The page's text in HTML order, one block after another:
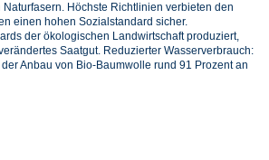
Höchste Richtlinien verbieten den
einen hohen Sozialstandard sicher.
der ökologischen Landwirtschaft produziert,
Saatgut. Reduzierter Wasserverbrauch:
Anbau von Bio-Baumwolle rund 91 Prozent an